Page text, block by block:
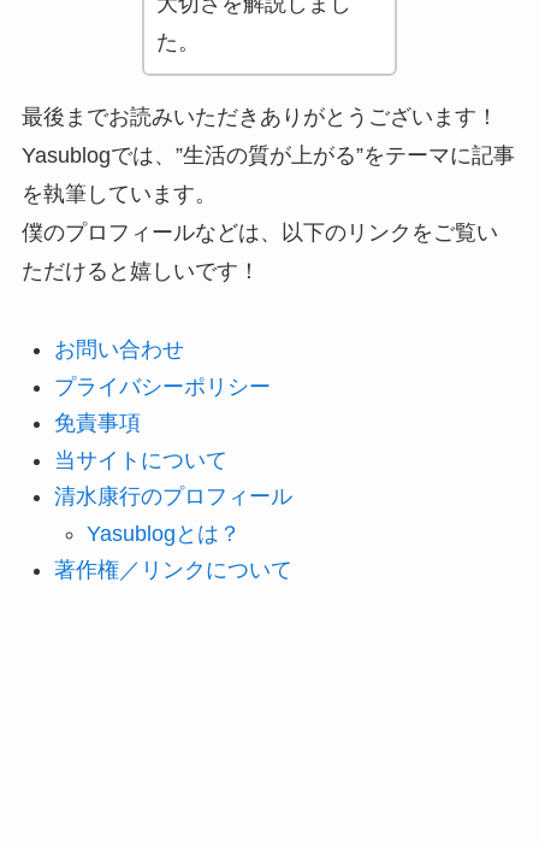
た。
最後までお読みいただきありがとうございます！
Yasublogでは、”生活の質が上がる”をテーマに記事
を執筆しています。
僕のプロフィールなどは、以下のリンクをご覧い
ただけると嬉しいです！
お問い合わせ
プライバシーポリシー
免責事項
当サイトについて
清水康行のプロフィール
Yasublogとは？
著作権／リンクについて